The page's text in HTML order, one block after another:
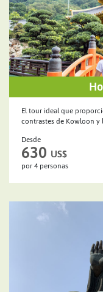
El tour ideal que
contrastes de Kowloon y
Desde
630 US$
por 4 personas